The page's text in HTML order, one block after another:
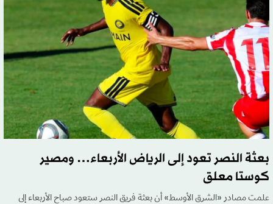
بعثة النصر تعود إلى الرياض الأربعاء… ومصير
كوستا معلق
علمت مصادر «الشرق الأوسط» أن بعثة فريق النصر ستعود صباح الأربعاء إلى